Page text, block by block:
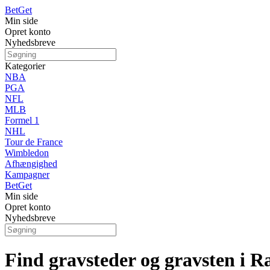
BetGet
Min side
Opret konto
Nyhedsbreve
Kategorier
NBA
PGA
NFL
MLB
Formel 1
NHL
Tour de France
Wimbledon
Afhængighed
Kampagner
BetGet
Min side
Opret konto
Nyhedsbreve
Find gravsteder og gravsten i